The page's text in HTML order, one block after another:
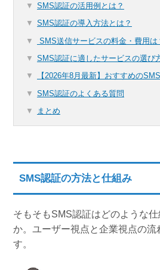
SMS認証の活用例とは？
SMS認証の導入方法とは？
SMS送信サービスの料金・費用は
SMS認証に適したサービスの選び
【2026年8月最新】おすすめの
SMS認証のよくある質問
まとめ
SMS認証の方法と仕組み
そもそもSMS認証はどのような
か。ユーザー視点と企業視点の流
す。